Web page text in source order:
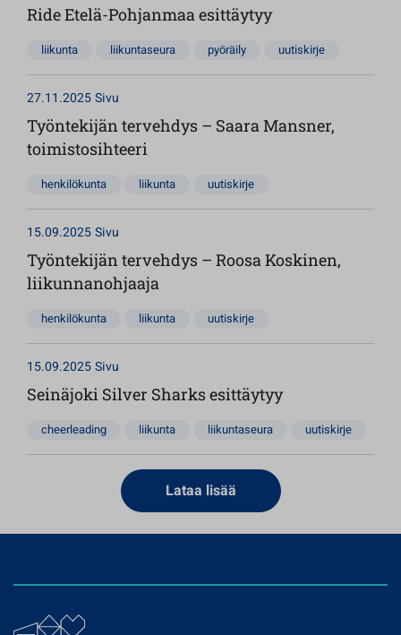
Ride Etelä-Pohjanmaa esittäytyy
liikunta liikuntaseura pyöräily uutiskirje
27.11.2025Sivu
Työntekijän tervehdys – Saara Mansner,
toimistosihteeri
henkilökunta liikunta uutiskirje
15.09.2025Sivu
Työntekijän tervehdys – Roosa Koskinen,
liikunnanohjaaja
henkilökunta liikunta uutiskirje
15.09.2025Sivu
Seinäjoki Silver Sharks esittäytyy
cheerleading liikunta liikuntaseura uutiskirje
Lataa lisää